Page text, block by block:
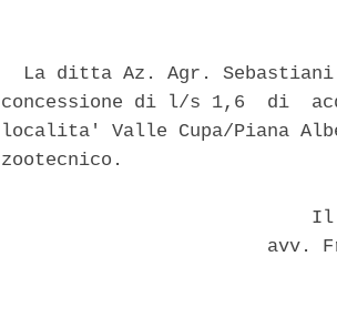
La ditta Az. Agr.
concessione di l/s 1,6  di
localita' Valle Cupa/Piana
zootecnico.
avv.